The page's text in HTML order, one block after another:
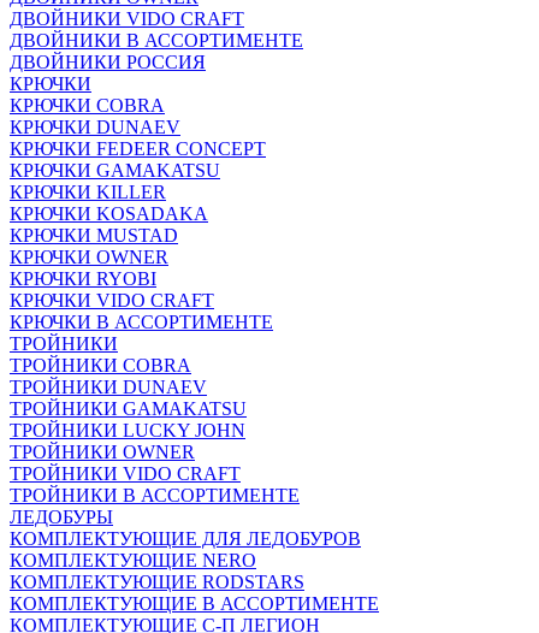
ДВОЙНИКИ VIDO CRAFT
ДВОЙНИКИ В АССОРТИМЕНТЕ
ДВОЙНИКИ РОССИЯ
КРЮЧКИ
КРЮЧКИ COBRA
КРЮЧКИ DUNAEV
КРЮЧКИ FEDEER CONCEPT
КРЮЧКИ GAMAKATSU
КРЮЧКИ KILLER
КРЮЧКИ KOSADAKA
КРЮЧКИ MUSTAD
КРЮЧКИ OWNER
КРЮЧКИ RYOBI
КРЮЧКИ VIDO CRAFT
КРЮЧКИ В АССОРТИМЕНТЕ
ТРОЙНИКИ
ТРОЙНИКИ COBRA
ТРОЙНИКИ DUNAEV
ТРОЙНИКИ GAMAKATSU
ТРОЙНИКИ LUCKY JOHN
ТРОЙНИКИ OWNER
ТРОЙНИКИ VIDO CRAFT
ТРОЙНИКИ В АССОРТИМЕНТЕ
ЛЕДОБУРЫ
КОМПЛЕКТУЮЩИЕ ДЛЯ ЛЕДОБУРОВ
КОМПЛЕКТУЮЩИЕ NERO
КОМПЛЕКТУЮЩИЕ RODSTARS
КОМПЛЕКТУЮЩИЕ В АССОРТИМЕНТЕ
КОМПЛЕКТУЮЩИЕ С-П ЛЕГИОН